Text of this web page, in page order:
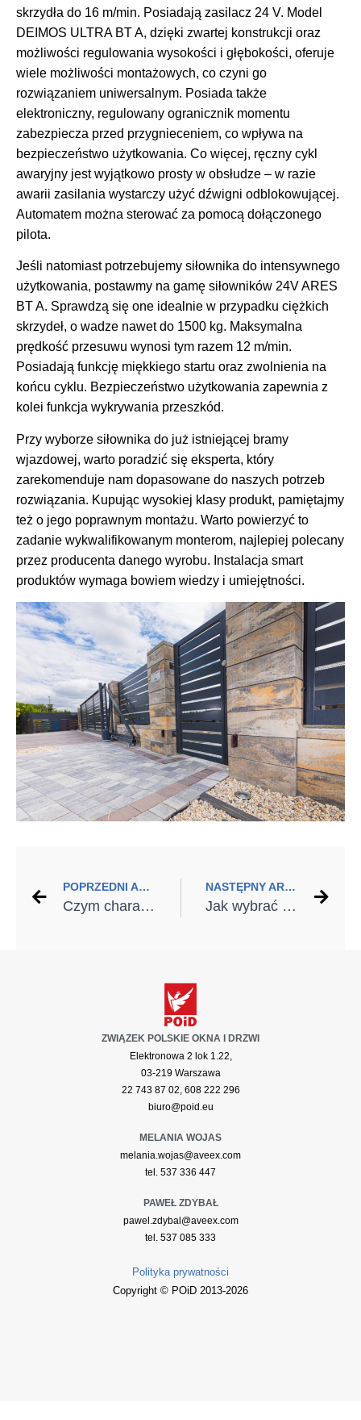
skrzydła do 16 m/min. Posiadają zasilacz 24 V. Model
DEIMOS ULTRA BT A, dzięki zwartej konstrukcji oraz
możliwości regulowania wysokości i głębokości, oferuje
wiele możliwości montażowych, co czyni go
rozwiązaniem uniwersalnym. Posiada także
elektroniczny, regulowany ogranicznik momentu
zabezpiecza przed przygnieceniem, co wpływa na
bezpieczeństwo użytkowania. Co więcej, ręczny cykl
awaryjny jest wyjątkowo prosty w obsłudze – w razie
awarii zasilania wystarczy użyć dźwigni odblokowującej.
Automatem można sterować za pomocą dołączonego
pilota.
Jeśli natomiast potrzebujemy siłownika do intensywnego
użytkowania, postawmy na gamę siłowników 24V ARES
BT A. Sprawdzą się one idealnie w przypadku ciężkich
skrzydeł, o wadze nawet do 1500 kg. Maksymalna
prędkość przesuwu wynosi tym razem 12 m/min.
Posiadają funkcję miękkiego startu oraz zwolnienia na
końcu cyklu. Bezpieczeństwo użytkowania zapewnia z
kolei funkcja wykrywania przeszkód.
Przy wyborze siłownika do już istniejącej bramy
wjazdowej, warto poradzić się eksperta, który
zarekomenduje nam dopasowane do naszych potrzeb
rozwiązania. Kupując wysokiej klasy produkt, pamiętajmy
też o jego poprawnym montażu. Warto powierzyć to
zadanie wykwalifikowanym monterom, najlepiej polecany
przez producenta danego wyrobu. Instalacja smart
produktów wymaga bowiem wiedzy i umiejętności.
POPRZEDNI ARTYKUŁ
Czym charakteryzuje się ciepły montaż?
NASTĘPNY ARTYKUŁ
Jak wybrać drzwi do pomieszczeń gospodarczych
ZWIĄZEK POLSKIE OKNA I DRZWI
Elektronowa 2 lok 1.22,
03-219 Warszawa
22 743 87 02, 608 222 296
biuro@poid.eu
MELANIA WOJAS
melania.wojas@aveex.com
tel. 537 336 447
PAWEŁ ZDYBAŁ
pawel.zdybal@aveex.com
tel. 537 085 333
Polityka prywatności
Copyright © POiD 2013-2026